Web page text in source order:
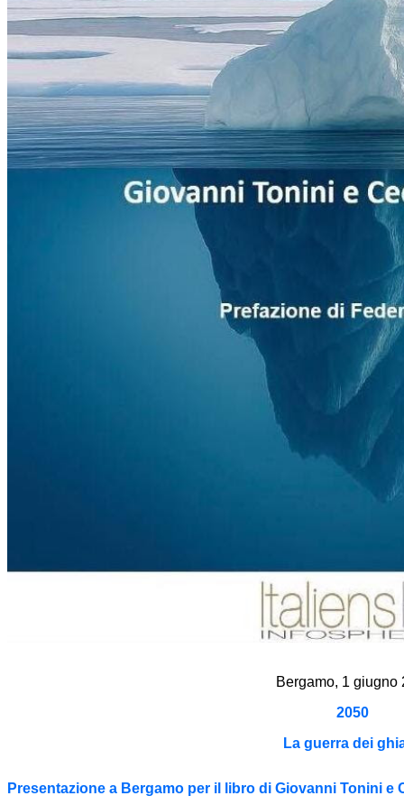
Bergamo, 1 giugno
2050
La guerra dei
Presentazione a Bergamo per il libro di Giovanni Tonini e